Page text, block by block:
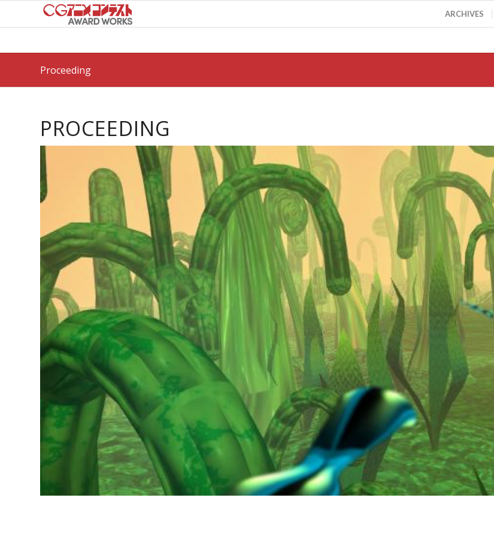
ARCHIVES
Proceeding
PROCEEDING